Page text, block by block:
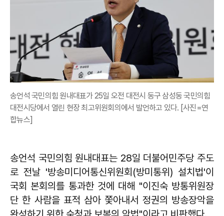
송언석 국민의힘 원내대표가 25일 오전 대전시 동구 삼성동 국민의힘
대전시당에서 열린 현장 최고위원회의에서 발언하고 있다. [사진=연
합뉴스]
송언석 국민의힘 원내대표는 28일 더불어민주당 주도
로 전날 '방송미디어통신위원회(방미통위) 설치법'이
국회 본회의를 통과한 것에 대해 "이진숙 방통위원장
단 한 사람을 표적 삼아 쫓아내서 정권의 방송장악을